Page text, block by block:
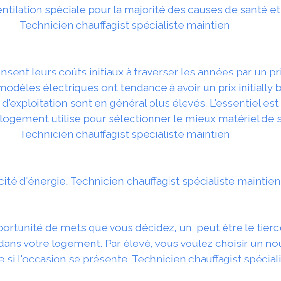
spéciale pour la majorité des causes de santé
Technicien chauffagist spécialiste maintien
leurs coûts initiaux à traverser les années par un
électriques ont tendance à avoir un prix initially
sont en général plus élevés. L’essentiel
utilise pour sélectionner le mieux matériel de
Technicien chauffagist spécialiste maintien
d'énergie. Technicien chauffagist spécialiste maintien
de mets que vous décidez, un peut être le
votre logement. Par élevé, vous voulez choisir un
si l'occasion se présente. Technicien chauffagist